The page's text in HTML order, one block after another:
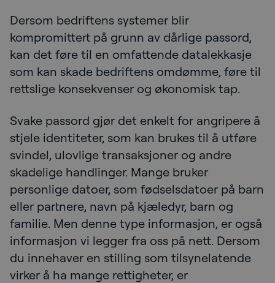
Dersom bedriftens systemer blir
kompromittert på grunn av dårlige passord,
kan det føre til en omfattende datalekkasje
som kan skade bedriftens omdømme, føre til
rettslige konsekvenser og økonomisk tap.
Svake passord gjør det enkelt for angripere å
stjele identiteter, som kan brukes til å utføre
svindel, ulovlige transaksjoner og andre
skadelige handlinger. Mange bruker
personlige datoer, som fødselsdatoer på barn
eller partnere, navn på kjæledyr, barn og
familie. Men denne type informasjon, er også
informasjon vi legger fra oss på nett. Dersom
du innehaver en stilling som tilsynelatende
virker å ha mange rettigheter, er